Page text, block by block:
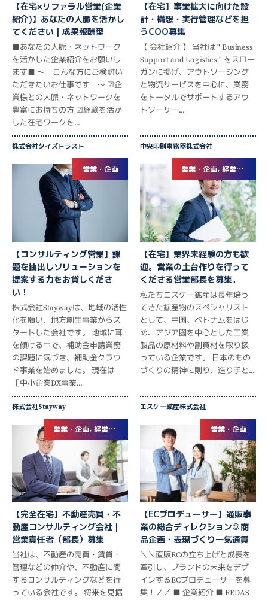
【在宅×リファラル営業(企業
紹介)】あなたの人脈を活かし
てください｜成果報酬型
■あなたの人脈・ネットワーク
を活かした企業紹介をお願いし
ます■ ～ こんな方にご検討い
ただきたいお仕事です ～ ☑企
業様との人脈・ネットワークを
豊富にお持ちの方 ☑経験を活か
した在宅ワークを...
株式会社タイズトラスト
【在宅】事業拡大に向けた設
計・構想・実行管理などを担
うCOO募集
【 会社紹介 】 当社は " Business
Support and Logistics " をスロー
ガンに掲げ、アウトソーシング
と物流サービスを中心に、業務
をトータルでサポートするアウ
トソーサー...
中央印刷事務器株式会社
営業・企画
【コンサルティング営業】課
題を抽出しソリューションを
提案する力をお貸しくださ
い！
株式会社Staywayは、地域の活性
化を願い、地方創生事業からス
タートした会社です。 地域に耳
を傾ける中で、補助金申請業務
の課題に気づき、補助金クラウ
ド事業を始めました。 現在は
［中小企業DX事業...
株式会社Stayway
営業・企画, 経営企画・事業企画
【在宅】業界未経験の方も歓
迎。営業の土台作りを行って
くださる営業部長を募集。
私たちエスケー鉱産は長年培っ
てきた鉱産物のスペシャリスト
として、中国、ベトナムをはじ
め、アジア圏を中心とした工業
製品の原材料や副資材を取り扱
っている企業です。 日本のもの
づくりの精神に則り、造り手と...
エスケー鉱産株式会社
営業・企画, 経営企画・事業企画
【完全在宅】不動産売買・不
動産コンサルティング会社｜
営業責任者（部長）募集
当社は、不動産の売買・賃貸・
管理などの仲介や、不動産に関
するコンサルティングなどを行
っている会社です。 将来を見据
営業・企画
【ECプロデューサー】通販事
業の総合ディレクション◎商
品企画・表現づくり一気通貫
＼＼直販ECの立ち上げと成長を
牽引し、ブランドの未来をデザ
インするECプロデューサーを募
集！／／ ■ 企業紹介 ■ REDAS